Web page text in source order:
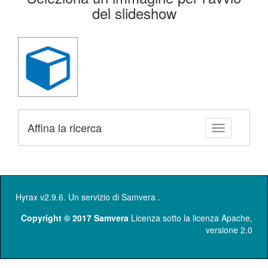
della del slideshow
Toggle facets
Affina la ricerca
Hyrax v2.9.6. Un servizio di Samvera .
Copyright © 2017 Samvera Licenza sotto la licenza Apache,
versione 2.0